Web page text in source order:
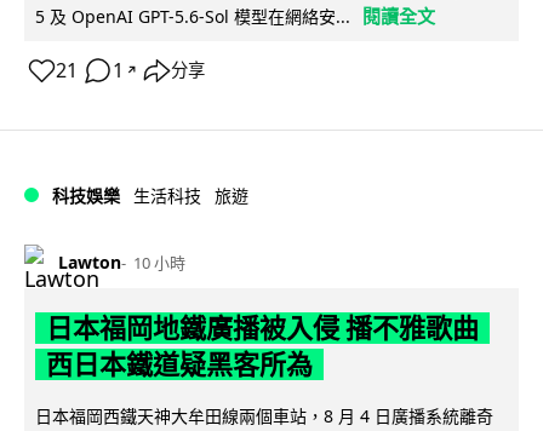
5 及 OpenAI GPT-5.6-Sol 模型在網絡安...
閱讀全文
21 1 ↗ 分享
科技娛樂 生活科技 旅遊
Lawton 10 小時
日本福岡地鐵廣播被入侵 播不雅歌曲
西日本鐵道疑黑客所為
日本福岡西鐵天神大牟田線兩個車站，8 月 4 日廣播系統離奇